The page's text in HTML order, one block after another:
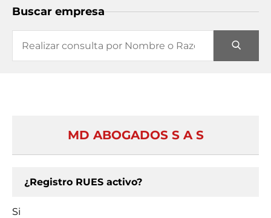
Buscar empresa
MD ABOGADOS S A S
¿Registro RUES activo?
Si